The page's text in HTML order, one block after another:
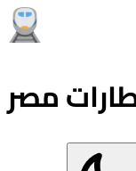
مصر